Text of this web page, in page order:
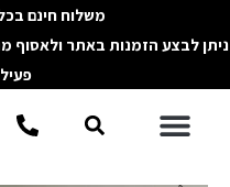
לתוכן
משלוח חינם בכל
ניתן לבצע הזמנות באתר ולאסוף
תפריטחיפוש